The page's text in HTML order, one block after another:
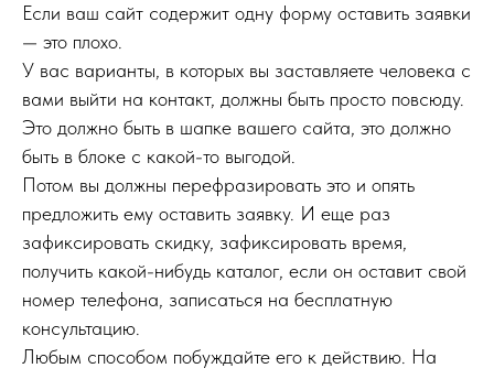
Если ваш сайт содержит одну форму оставить заявки
— это плохо.
У вас варианты, в которых вы заставляете человека с
вами выйти на контакт, должны быть просто повсюду.
Это должно быть в шапке вашего сайта, это должно
быть в блоке с какой-то выгодой.
Потом вы должны перефразировать это и опять
предложить ему оставить заявку. И еще раз
зафиксировать скидку, зафиксировать время,
получить какой-нибудь каталог, если он оставит свой
номер телефона, записаться на бесплатную
консультацию.
Любым способом побуждайте его к действию. На